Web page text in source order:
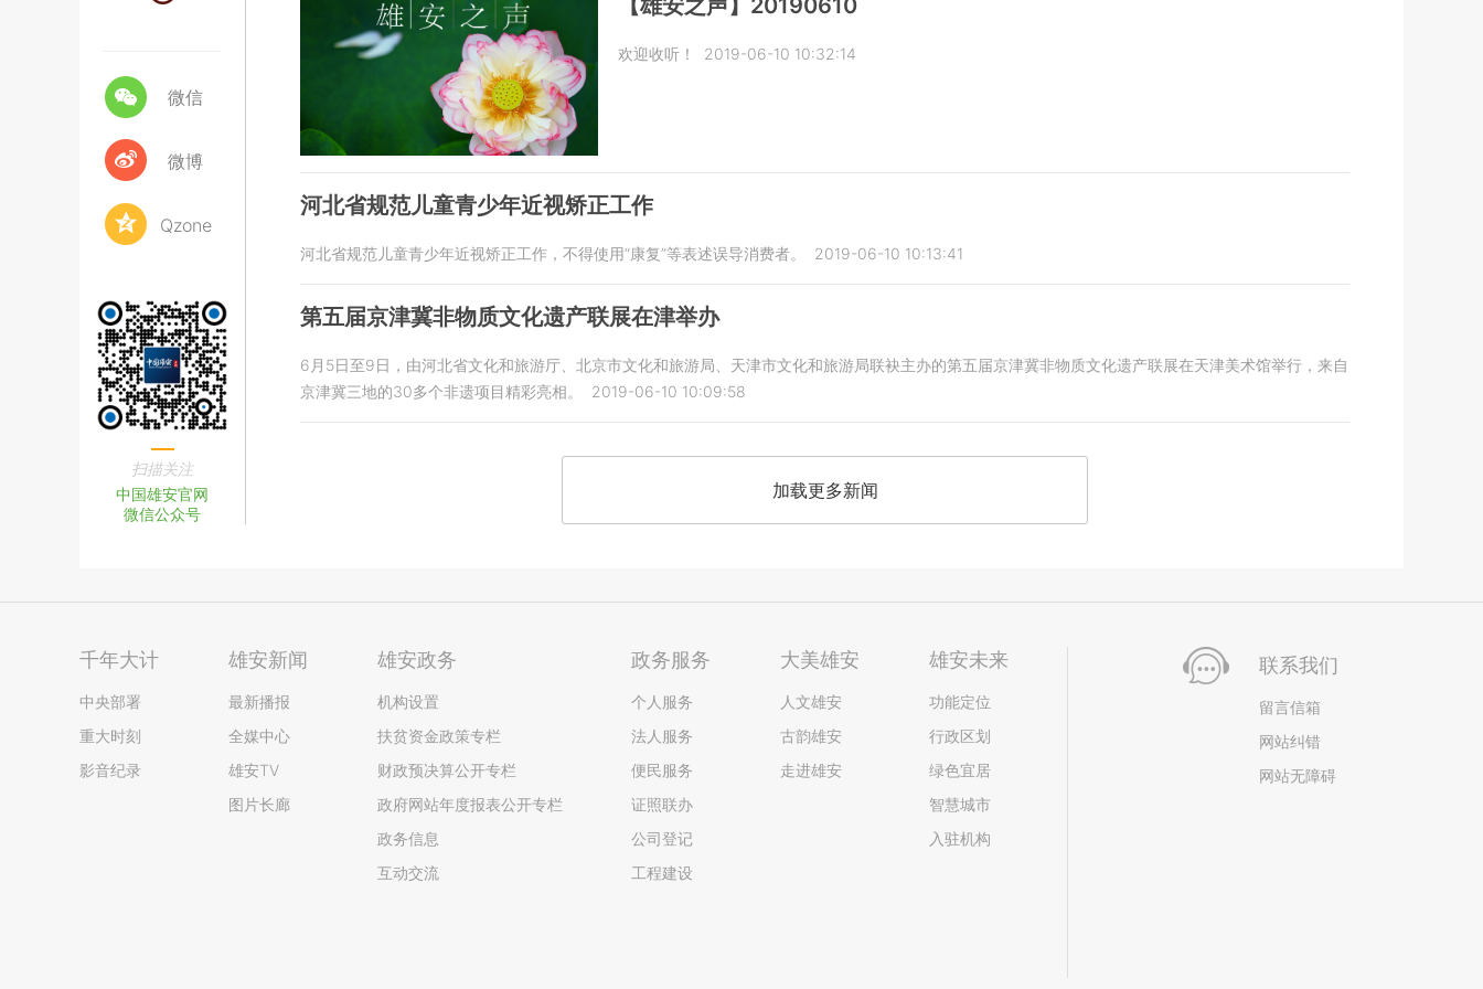
微信
微博
Qzone
扫描关注
中国雄安官网
微信公众号
【雄安之声】20190610
欢迎收听！ 2019-06-10 10:32:14
河北省规范儿童青少年近视矫正工作
河北省规范儿童青少年近视矫正工作，不得使用“康复”等表述误导消费者。 2019-06-10 10:13:41
第五届京津冀非物质文化遗产联展在津举办
6月5日至9日，由河北省文化和旅游厅、北京市文化和旅游局、天津市文化和旅游局联袂主办的第五届京津冀非物质文化遗产联展在天津美术馆举行，来自
京津冀三地的30多个非遗项目精彩亮相。
2019-06-10 10:09:58
加载更多新闻
千年大计
中央部署
重大时刻
影音纪录
雄安新闻
最新播报
全媒中心
雄安TV
图片长廊
雄安政务
机构设置
扶贫资金政策专栏
财政预决算公开专栏
政府网站年度报表公开专栏
政务信息
互动交流
政务服务
个人服务
法人服务
便民服务
证照联办
公司登记
工程建设
大美雄安
人文雄安
古韵雄安
走进雄安
雄安未来
功能定位
行政区划
绿色宜居
智慧城市
入驻机构
联系我们
留言信箱
网站纠错
网站无障碍